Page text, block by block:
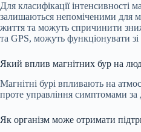
Для класифікації
залишаються непоміченими для
життя та можуть спричинити
та GPS, можуть функціонувати
Який вплив магнітних бур на
Магнітні бурі впливають на
проте управління симптомами
Як організм може отримати